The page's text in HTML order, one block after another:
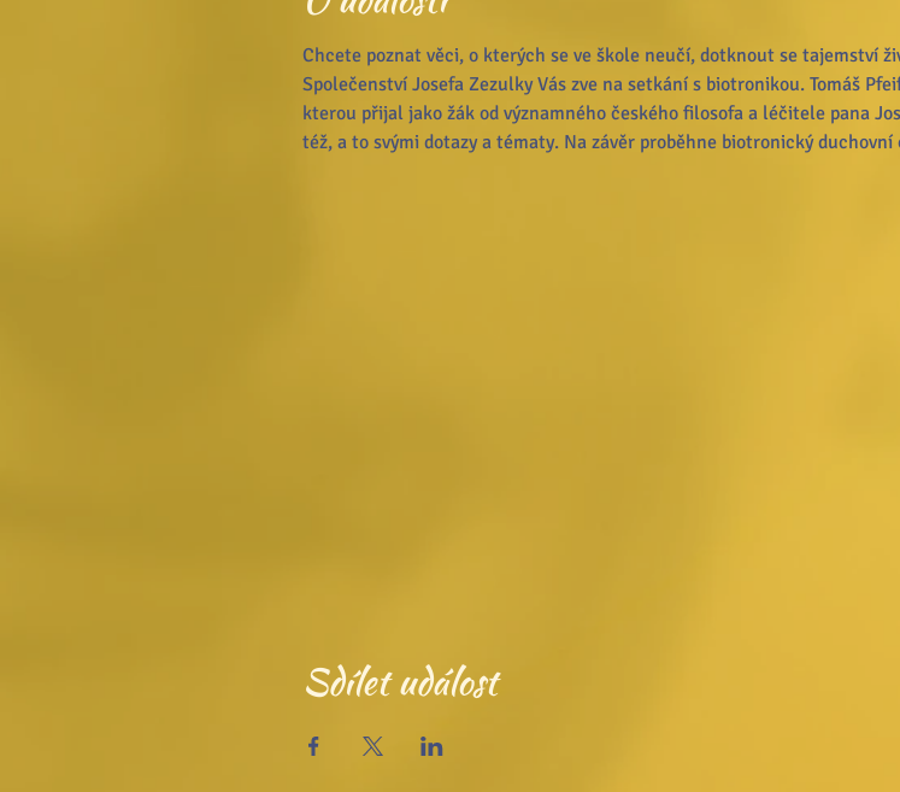
Chcete poznat věci, o kterých se ve škole neučí, dotknout se tajemství
Společenství Josefa Zezulky Vás zve na setkání s biotronikou. Tomáš
kterou přijal jako žák od významného českého filosofa a léčitele pana
též, a to svými dotazy a tématy. Na závěr proběhne biotronický duchovní
Sdílet událost